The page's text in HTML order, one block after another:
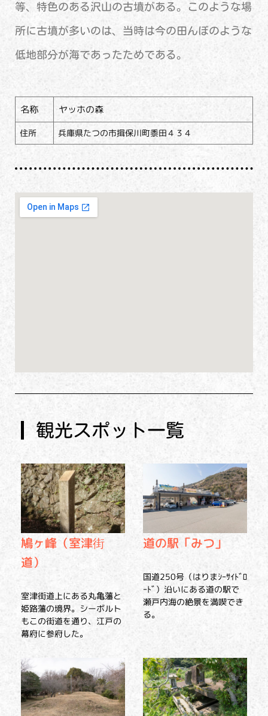
等、特色のある沢山の古墳がある。このような場
所に古墳が多いのは、当時は今の田んぼのような
低地部分が海であったためである。
名称 ヤッホの森
住所 兵庫県たつの市揖保川町黍田４３４
観光スポット一覧
鳩ヶ峰（室津街
道）
室津街道上にある丸亀藩と
姫路藩の境界。シーボルト
もこの街道を通り、江戸の
幕府に参府した。
道の駅「みつ」
国道250号（はりまｼｰｻｲﾄﾞﾛ
ｰﾄﾞ）沿いにある道の駅で
瀬戸内海の絶景を満喫でき
る。